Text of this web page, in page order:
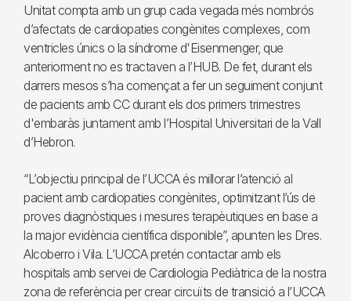
Unitat compta amb un grup cada vegada més nombrós
d’afectats de cardiopaties congènites complexes, com
ventricles únics o la síndrome d'Eisenmenger, que
anteriorment no es tractaven a l’HUB. De fet, durant els
darrers mesos s’ha començat a fer un seguiment conjunt
de pacients amb CC durant els dos primers trimestres
d'embaràs juntament amb l’Hospital Universitari de la Vall
d’Hebron.
“L’objectiu principal de l’UCCA és millorar l’atenció al
pacient amb cardiopaties congènites, optimitzant l’ús de
proves diagnòstiques i mesures terapèutiques en base a
la major evidència científica disponible”, apunten les Dres.
Alcoberro i Vila. L’UCCA pretén contactar amb els
hospitals amb servei de Cardiologia Pediàtrica de la nostra
zona de referència per crear circuïts de transició a l’UCCA